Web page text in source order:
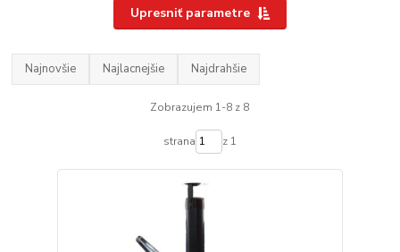
Upresniť parametre
Najnovšie Najlacnejšie Najdrahšie
Zobrazujem 1-8 z 8
strana z 1